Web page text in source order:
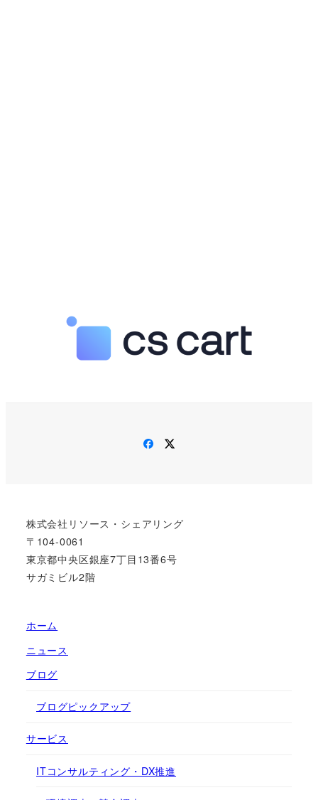
Facebook
株式会社リソース・シェアリング
〒104-0061
東京都中央区銀座7丁目13番6号
サガミビル2階
ホーム
ニュース
ブログ
ブログピックアップ
サービス
ITコンサルティング・DX推進